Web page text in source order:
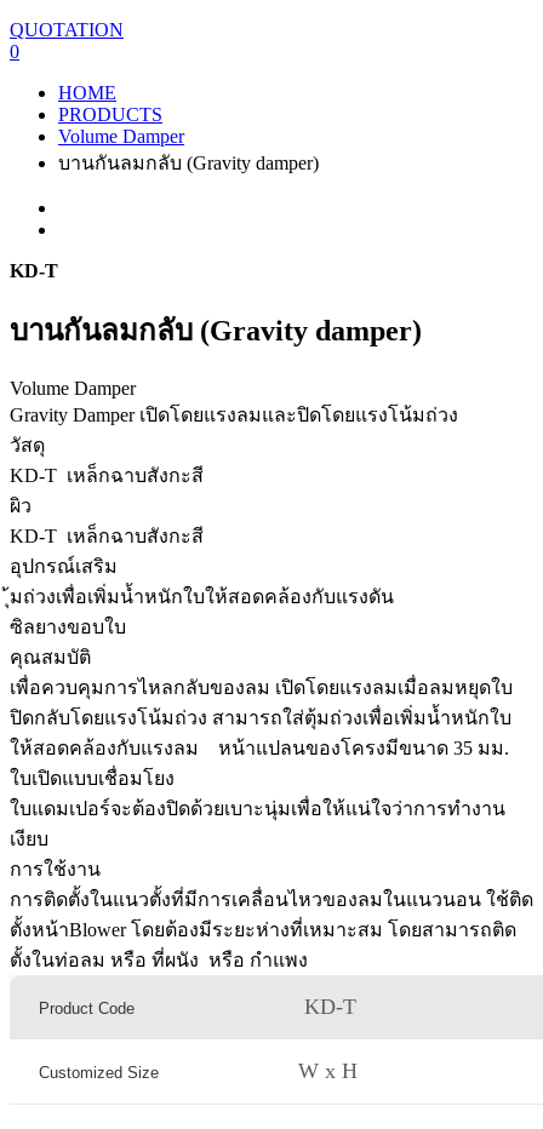
QUOTATION
0
HOME
PRODUCTS
Volume Damper
บานกันลมกลับ (Gravity damper)
KD-T
บานกันลมกลับ (Gravity damper)
Volume Damper
Gravity Damper เปิดโดยแรงลมและปิดโดยแรงโน้มถ่วง
วัสดุ
KD-T เหล็กฉาบสังกะสี
ผิว
KD-T เหล็กฉาบสังกะสี
อุปกรณ์เสริม
ุ้มถ่วงเพื่อเพิ่มน้ำหนักใบให้สอดคล้องกับแรงดัน
ซิลยางขอบใบ
คุณสมบัติ
เพื่อควบคุมการไหลกลับของลม เปิดโดยแรงลมเมื่อลมหยุดใบ
ปิดกลับโดยแรงโน้มถ่วง สามารถใส่ตุ้มถ่วงเพื่อเพิ่มน้ำหนักใบ
ให้สอดคล้องกับแรงลม หน้าแปลนของโครงมีขนาด 35 มม.
ใบเปิดแบบเชื่อมโยง
ใบแดมเปอร์จะต้องปิดด้วยเบาะนุ่มเพื่อให้แน่ใจว่าการทำงาน
เงียบ
การใช้งาน
การติดตั้งในแนวตั้งที่มีการเคลื่อนไหวของลมในแนวนอน ใช้ติด
ตั้งหน้าBlower โดยต้องมีระยะห่างที่เหมาะสม โดยสามารถติด
ตั้งในท่อลม หรือ ที่ผนัง หรือ กำแพง
Product Code KD-T
Customized Size W x H